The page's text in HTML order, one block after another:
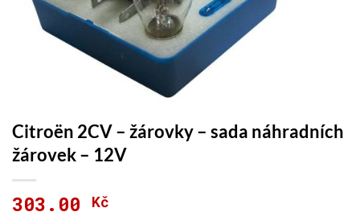
Citroën 2CV – žárovky – sada náhradních
žárovek – 12V
303.00 Kč